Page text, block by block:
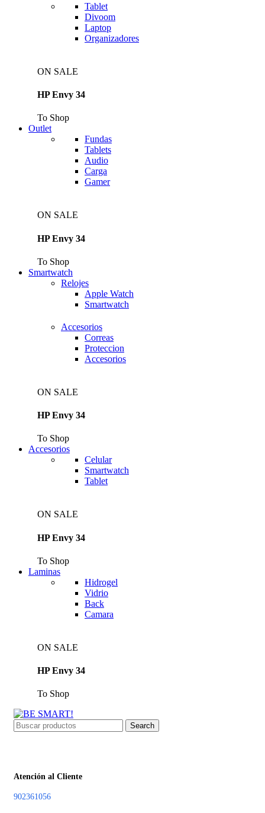
Tablet
Divoom
Laptop
Organizadores
ON SALE
HP Envy 34
To Shop
Outlet
Fundas
Tablets
Audio
Carga
Gamer
ON SALE
HP Envy 34
To Shop
Smartwatch
Relojes
Apple Watch
Smartwatch
Accesorios
Correas
Proteccion
Accesorios
ON SALE
HP Envy 34
To Shop
Accesorios
Celular
Smartwatch
Tablet
ON SALE
HP Envy 34
To Shop
Laminas
Hidrogel
Vidrio
Back
Camara
ON SALE
HP Envy 34
To Shop
Search
Atención al Cliente
902361056